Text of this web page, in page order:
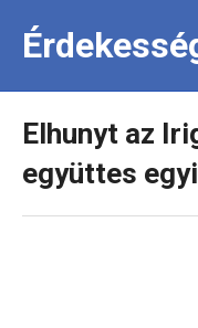
Elhunyt az
együttes